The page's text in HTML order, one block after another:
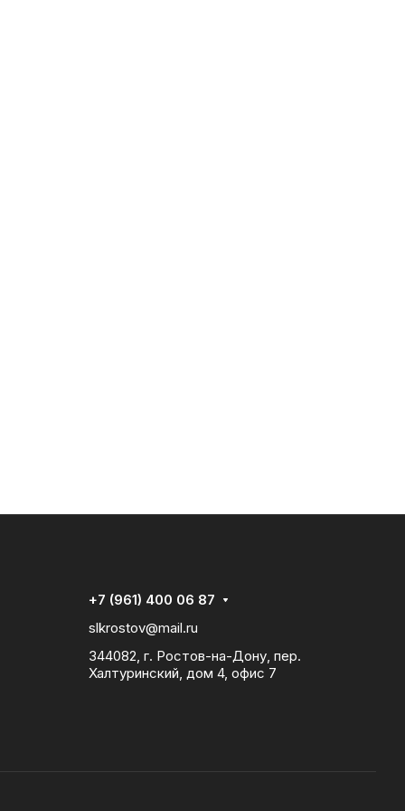
+7 (961) 400 06 87
slkrostov@mail.ru
344082, г. Ростов-на-Дону, пер.
Халтуринский, дом 4, офис 7